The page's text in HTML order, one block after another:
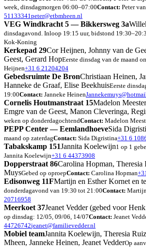
week, dinsdagmorgen 06:00–07:00Contact: Peter
51133341 peter@etbmheen.nl
VEG Windkracht 5 — Bikkersweg 3a
dinsdagavond. Inloop 19:15 uur, bidstond
Kok-Koning
Kerkepad 29Cor Heijnen, Johnny van de
Geest, Gerard HopEerste dinsdag van de maand
Heijnen+31 6 21204204
Gebedsruimte De BronChristiaan Heinen,
Hanneke de Graaf, Elise BeekhuisEerste
19:00Contact: Janneke Heinen
Cornelis Houtmanstraat 15Madelon
Emgre van de Geest, Manon Cleveringa,
weken op donderdagochtendContact: Madelon
PEPP Center — EemlandhoeveSida
maand op zaterdagContact: Sida Digristina+31 6
Tabakskamp 151Jannita Koelewijn1 op 1
Jannita Koelewijn+31 6 44373908
Dopperstraat 86Carolina Hopman, Theresia
MuysGebed op oproepContact: Carolina Hopman
Edisonweg 11FMartijn en Esther Kornet en
donderdagavond van 19:30 tot 21:00Contact:
20716958
Meerkoet 37Jeanet Vedder (gebed voor
op dinsdag: 12/05, 09/06, 14/07Contact: Jeanet
44726742jeanet@familievedder.nl
Mobiel teamJannita Koelewijn, Theresia
Mheen, Janneke Heinen, Jeanet VedderOp